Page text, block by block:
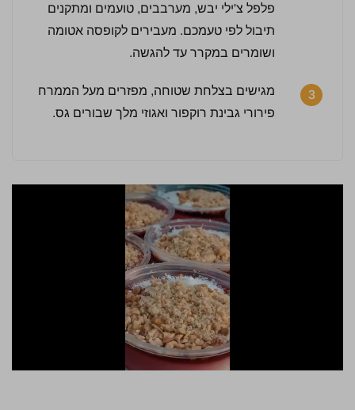
פלפל צ'ילי יבש, מערבבים, טועמים ומתקנים
תיבול לפי טעמכם. מעבירים לקופסה אטומה
ושומרים במקרר עד להגשה.
3
מגישים בצלחת שטוחה, מפזרים מעל הממרח
פירורי גבינת רוקפור ואגוזי מלך שבורים גס.